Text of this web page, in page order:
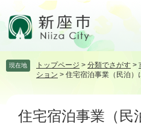
頭飛 現在地 トップページ > 分類でさがす >
ション > 住宅宿泊事業（民泊）
住宅宿泊事業（民